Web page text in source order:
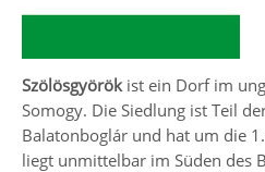
Szölösgyörök ist ein Dorf im
Somogy. Die Siedlung ist Teil
Balatonboglár und hat um die
liegt unmittelbar im Süden des